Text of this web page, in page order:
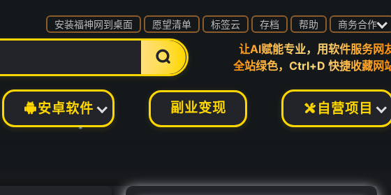

让AI赋能专业，用软件服务网
全站绿色，Ctrl+D 快捷收藏网
安卓软件 副业变现  自营项目
安装福神网到桌面 愿望清单 标签云 存档 帮助 商务合作